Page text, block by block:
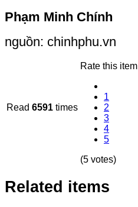
Phạm Minh Chính
nguồn: chinhphu.vn
Read 6591 times
Rate this item
1
2
3
4
5
(5 votes)
Related items